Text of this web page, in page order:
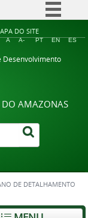
informação
DO SITE
A A- PT EN ES
Desenvolvimento
DO AMAZONAS
DE DETALHAMENTO